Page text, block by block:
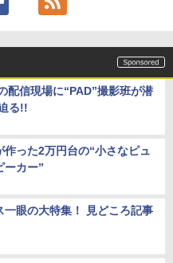
配信現場に“PAD”撮影班が潜
る!!
作った2万円台の“小さなピュ
ーカー”
一眼の大特集！ 見どころ記事